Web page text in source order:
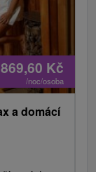
Kč
/noc/osoba
a domácí